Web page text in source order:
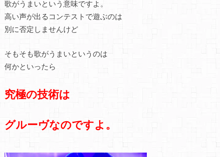
歌がうまいという意味ですよ。
高い声が出るコンテストで遊ぶのは
別に否定しませんけど
そもそも歌がうまいというのは
何かといったら
究極の技術は
グルーヴなのですよ。